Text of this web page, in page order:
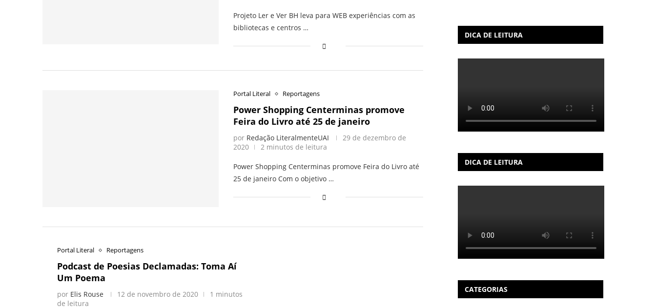
Projeto Ler e Ver BH leva para WEB experiências com as
bibliotecas e centros …
Portal Literal Reportagens
Power Shopping Centerminas promove
Feira do Livro até 25 de janeiro
por Redação LiteralmenteUAI
29 de dezembro de
2020
2 minutos de leitura
Power Shopping Centerminas promove Feira do Livro até
25 de janeiro Com o objetivo …
Portal Literal Reportagens
Podcast de Poesias Declamadas: Toma Aí
Um Poema
por Elis Rouse 12 de novembro de 2020
1 minutos
de leitura
DICA DE LEITURA
DICA DE LEITURA
CATEGORIAS